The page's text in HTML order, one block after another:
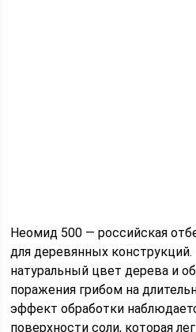
Неомид 500 — российская
для деревянных конструкций.
натуральный цвет дерева и
поражения грибом на
эффект обработки
поверхности соли, которая